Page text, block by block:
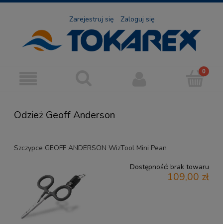
Zarejestruj się Zaloguj się
Odzież Geoff Anderson
Szczypce GEOFF ANDERSON WizTool Mini Pean
Dostępność: brak towaru
109,00 zł